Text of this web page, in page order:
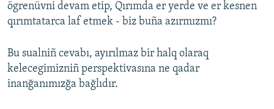
ögrenüvni devam etip, Qırımda er yerde ve er kesnen
qırımtatarca laf etmek - biz buña azırmızmı?
Bu sualniñ cevabı, ayırılmaz bir halq olaraq
kelecegimizniñ perspektivasına ne qadar
inanğanımızğa bağlıdır.